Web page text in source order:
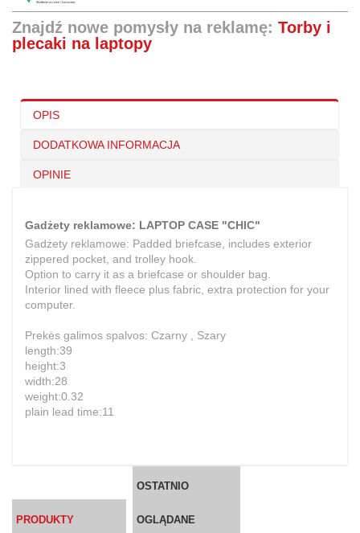
Znajdź nowe pomysły na reklamę: Torby i
plecaki na laptopy
OPIS
DODATKOWA INFORMACJA
OPINIE
Gadżety reklamowe: LAPTOP CASE "CHIC"
Gadżety reklamowe: Padded briefcase, includes exterior
zippered pocket, and trolley hook.
Option to carry it as a briefcase or shoulder bag.
Interior lined with fleece plus fabric, extra protection for your
computer.
Prekės galimos spalvos: Czarny , Szary
length:39
height:3
width:28
weight:0.32
plain lead time:11
PRODUKTY
OSTATNIO
OGLĄDANE